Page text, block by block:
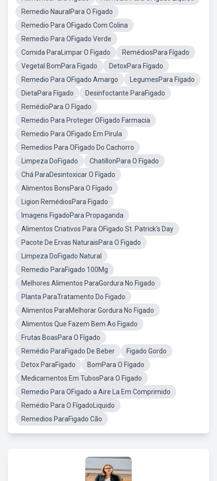
Remedio NauralPara O Figado
Remedio Para OFigado Com Colina
Remedio Para OFigado Verde
Comida ParaLimpar O Figado
RemédiosPara Fígado
Vegetal BomPara Figado
DetoxPara Fígado
Remedio Para OFigado Amargo
LegumesPara Fígado
DietaPara Fígado
Desinfoctante ParaFigado
RemédioPara O Fígado
Remedio Para Proteger OFigado Farmacia
Remedio Para OFigado Em Pirula
Remedios Para OFigado Do Cachorro
Limpeza DoFigado
ChatillonPara O Fígado
Chá ParaDesintoxicar O Fígado
Alimentos BonsPara O Fígado
Ligion RemédiosPara Figado
Imagens FigadoPara Propaganda
Alimentos Criativos Para OFigado St. Patrick's Day
Pacote De Ervas NaturaisPara O Figado
Limpeza DoFigado Natural
Remedio ParaFigado 100Mg
Melhores Alimentos ParaGordura No Figado
Planta ParaTratamento Do Figado
Alimentos ParaMelhorar Gordura No Figado
Alimentos Que Fazem Bem Ao Figado
Frutas BoasPara O Fígado
Remédio ParaFigado De Beber
Figado Gordo
Detox ParaFigado
BomPara O Fígado
Medicamentos Em TubosPara O Figado
Remedio Para OFigado a Aire La Em Comprimido
Remédio Para O FígadoLiquido
Remedios ParaFigado Cão